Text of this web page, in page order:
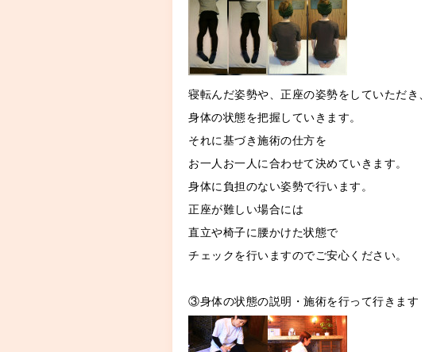
寝転んだ姿勢や、正座の姿勢をしていただき、
身体の状態を把握していきます。
それに基づき施術の仕方を
お一人お一人に合わせて決めていきます。
身体に負担のない姿勢で行います。
正座が難しい場合には
直立や椅子に腰かけた状態で
チェックを行いますのでご安心ください。
③身体の状態の説明・施術を行って行きます